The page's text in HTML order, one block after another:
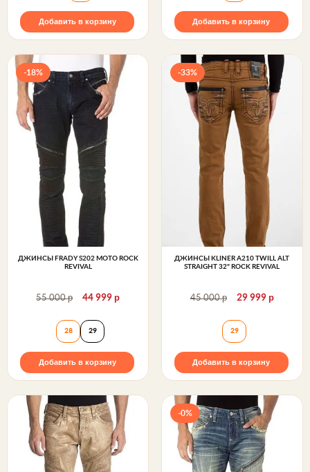
Добавить в корзину Добавить в корзину
-18%
ДЖИНСЫ FRADY S202 MOTO ROCK
REVIVAL
55 000р 44 999р
Джинсы FRADY S202 MOTO Rock Revival
28 29
Добавить в корзину
-33%
ДЖИНСЫ KLINER A210 TWILL ALT
STRAIGHT 32" ROCK REVIVAL
45 000р 29 999 р
Джинсы KLINER
29
Добавить в корзину
-0%